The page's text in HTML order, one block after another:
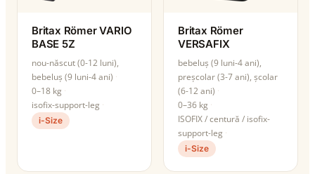
Britax Römer VARIO
BASE 5Z
nou-născut (0-12 luni),
bebeluș (9 luni-4 ani)
0–18 kg
isofix-support-leg
i-Size
Britax Römer
VERSAFIX
bebeluș (9 luni-4 ani),
preșcolar (3-7 ani), școlar
(6-12 ani)
0–36 kg
ISOFIX / centură / isofix-
support-leg
i-Size